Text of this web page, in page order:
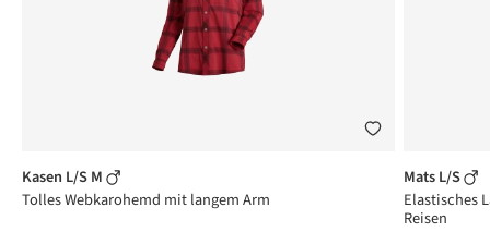
Kasen L/S M
Tolles Webkarohemd mit langem Arm
Mats L/S
Elastisches
Reisen